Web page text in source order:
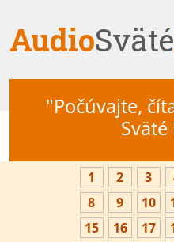
AudioSväté
"Počúvajte,
1 2 3
8
9 10
15
16 17